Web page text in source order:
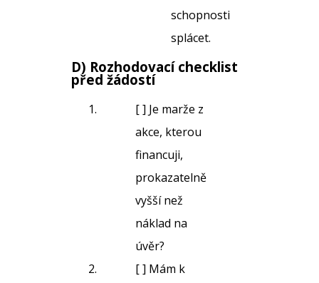
schopnosti
splácet.
D) Rozhodovací checklist
před žádostí
[ ] Je marže z
akce, kterou
financuji,
prokazatelně
vyšší než
náklad na
úvěr?
[ ] Mám k